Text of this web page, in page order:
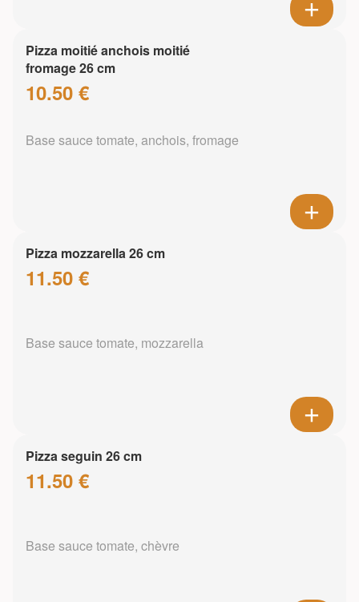
Pizza moitié anchois moitié
fromage 26 cm
10.50 €
Base sauce tomate, anchois, fromage
Pizza mozzarella 26 cm
11.50 €
Base sauce tomate, mozzarella
Pizza seguin 26 cm
11.50 €
Base sauce tomate, chèvre